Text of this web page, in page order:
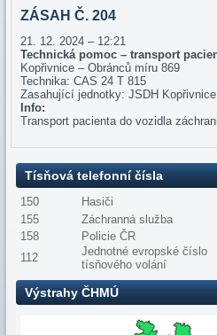
ZÁSAH Č. 204
21. 12. 2024 – 12:21
Technická pomoc – transport
Kopřivnice – Obránců míru 869
Technika: CAS 24 T 815
Zasahující jednotky: JSDH Kopřivnice
Info:
Transport pacienta do vozidla
Tísňová telefonní čísla
150
Hasiči
155
Záchranná služba
158
Policie ČR
112
Jednotné evropské číslo
tísňového volání
Výstrahy ČHMÚ